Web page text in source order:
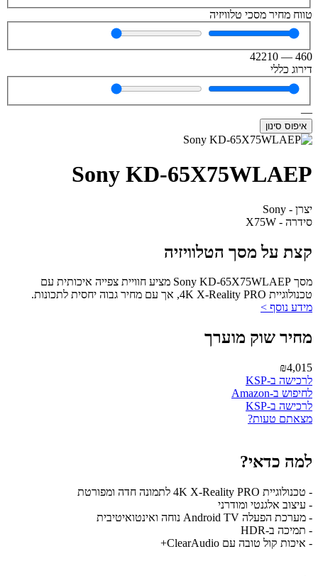
טווח מחיר מסכי טלוויזיה
460
—
42210
דירוג כללי
—
איפוס סינון
Sony KD-65X75WLAEP
יצרן - Sony
סידרה - X75W
קצת על מסך הטלוויזיה
מסך Sony KD-65X75WLAEP מציע חוויית צפייה איכותית עם
טכנולוגיית 4K X-Reality PRO, אך עם מחיר גבוה יחסית לתכונות.
מידע נוסף >
מחיר שוק מוערך
₪4,015
לרכישה ב-KSP
לחיפוש ב-Amazon
לרכישה ב-KSP
מצאתם טעות?
למה כדאי?
- טכנולוגיית 4K X-Reality PRO לתמונה חדה ומפורטת
- עיצוב אלגנטי ומודרני
- מערכת הפעלה Android TV נוחה ואינטואיטיבית
- תמיכה ב-HDR
- איכות קול טובה עם ClearAudio+